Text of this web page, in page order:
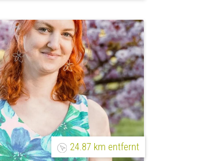
24.87 km entfernt